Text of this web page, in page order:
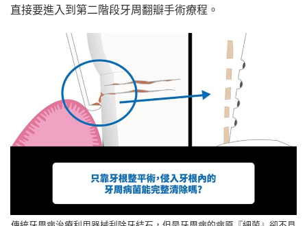
直接要進入到第二階段牙周翻瓣手術療程。